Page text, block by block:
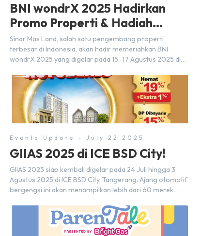
BNI wondrX 2025 Hadirkan
Promo Properti & Hadiah
Eksklusif
Sinar Mas Land, salah satu pengembang properti
terbesar di Indonesia, akan hadir memeriahkan BNI
wondrX 2025 yang digelar pada 15–17 Agustus 2025 di
di Hall 9, Booth Sinar Mas Land. Partisipasi ini menjadi
wujud komitmen Sinar Mas Land dalam memberikan
kemudahan dan pengalaman berbeda bagi para pencari
hunian […]
Events Update - July 22 2025
GIIAS 2025 di ICE BSD City!
GIIAS 2025 siap kembali digelar pada 24 Juli hingga 3
Agustus 2025 di ICE BSD City, Tangerang. Ajang otomotif
bergengsi ini akan menampilkan lebih dari 60 merek
pendukung. Tak hanya menjadi pusat perhatian bagi
para pecinta otomotif, GIIAS juga menjadi tempat
berkumpulnya komunitas dan pelaku industri untuk